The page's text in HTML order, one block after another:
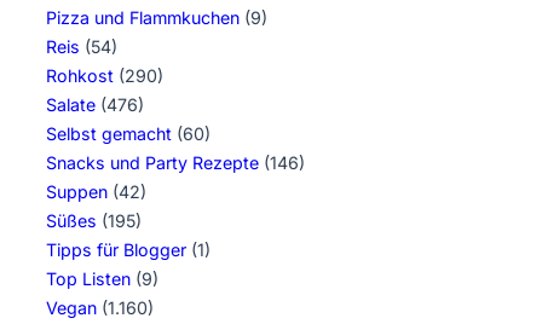
Pizza und Flammkuchen (9)
Reis (54)
Rohkost (290)
Salate (476)
Selbst gemacht (60)
Snacks und Party Rezepte (146)
Suppen (42)
Süßes (195)
Tipps für Blogger (1)
Top Listen (9)
Vegan (1.160)